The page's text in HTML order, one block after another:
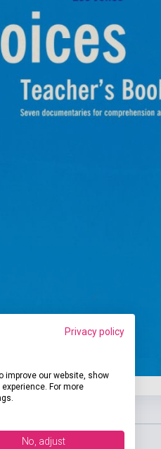
Privacy policy
improve our website, show
For more
No, adjust